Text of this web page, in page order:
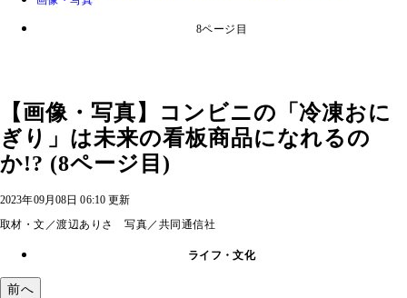
8ページ目
【画像・写真】コンビニの「冷凍おに
ぎり」は未来の看板商品になれるの
か!? (8ページ目)
2023年09月08日 06:10 更新
取材・文／渡辺ありさ 写真／共同通信社
ライフ・文化
前へ